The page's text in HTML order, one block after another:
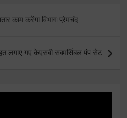
काम करेंगा विभागःप्रेमचंद
लगाए गए केएसबी सबमर्सिबल पंप सेट